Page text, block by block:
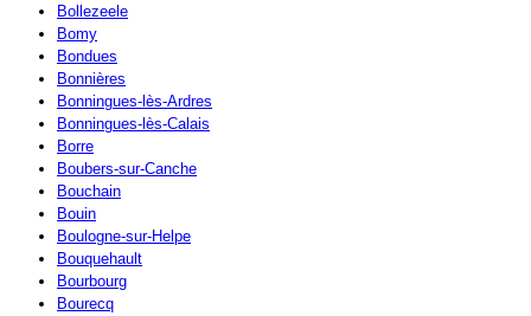
Bollezeele
Bomy
Bondues
Bonnières
Bonningues-lès-Ardres
Bonningues-lès-Calais
Borre
Boubers-sur-Canche
Bouchain
Bouin
Boulogne-sur-Helpe
Bouquehault
Bourbourg
Bourecq